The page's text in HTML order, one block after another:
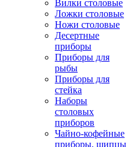
Вилки столовые
Ложки столовые
Ножи столовые
Десертные
приборы
Приборы для
рыбы
Приборы для
стейка
Наборы
столовых
приборов
Чайно-кофейные
приборы, щипцы